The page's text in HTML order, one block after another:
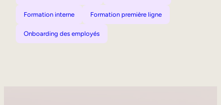
Formation interne Formation première ligne
Onboarding des employés